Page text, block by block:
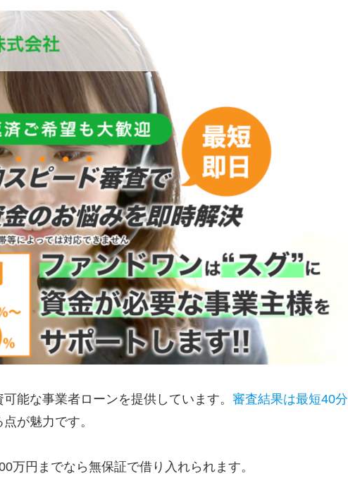
能な事業者ローンを提供しています。 審査結果は最短40分
が魅力です。
万円までなら無保証で借り入れられます。